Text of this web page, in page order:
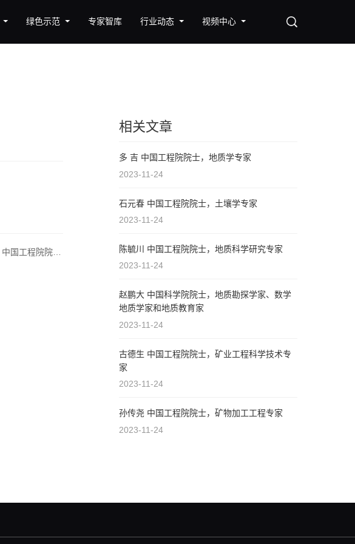
绿色示范 专家智库 行业动态 视频中心
下一篇：侯立安 中国工程院院士，大气污染防治专家
相关文章
多 吉 中国工程院院士，地质学专家
2023-11-24
石元春 中国工程院院士，土壤学专家
2023-11-24
陈毓川 中国工程院院士，地质科学研究专家
2023-11-24
赵鹏大 中国科学院院士，地质勘探学家、数学
地质学家和地质教育家
2023-11-24
古德生 中国工程院院士，矿业工程科学技术专
家
2023-11-24
孙传尧 中国工程院院士，矿物加工工程专家
2023-11-24